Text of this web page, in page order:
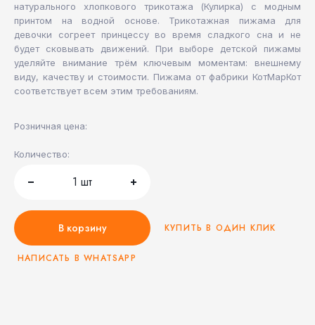
натурального хлопкового трикотажа (Кулирка) с модным
принтом на водной основе. Трикотажная пижама для
девочки согреет принцессу во время сладкого сна и не
будет сковывать движений. При выборе детской пижамы
уделяйте внимание трём ключевым моментам: внешнему
виду, качеству и стоимости. Пижама от фабрики КотМарКот
соответствует всем этим требованиям.
Розничная цена:
Количество:
1 шт
В корзину КУПИТЬ В ОДИН КЛИК
НАПИСАТЬ В WHATSAPP